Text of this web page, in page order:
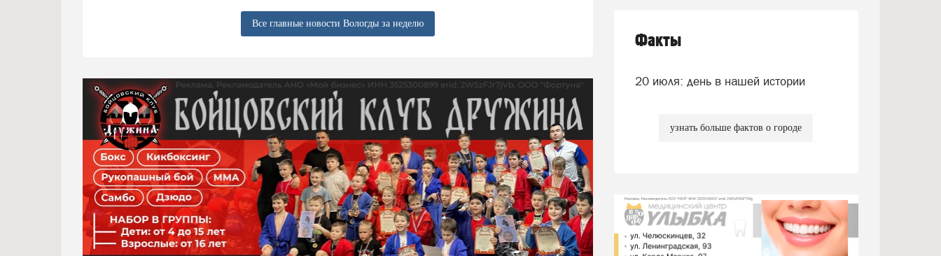
Все главные новости Вологды за неделю
Факты
20 июля: день в нашей истории
узнать больше фактов о городе